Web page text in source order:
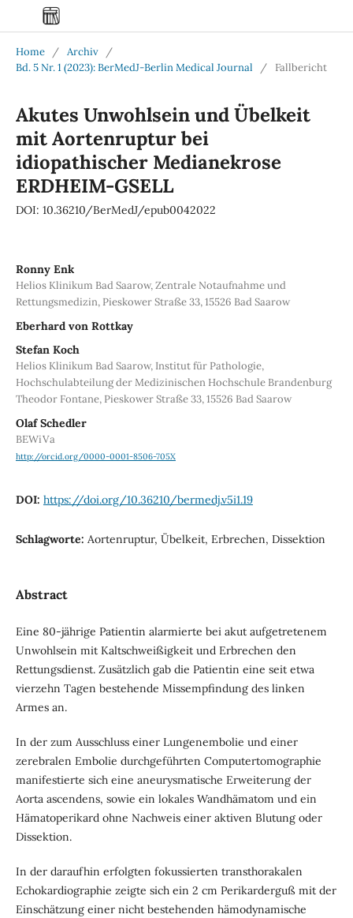
Home / Archiv
/
Bd. 5 Nr. 1 (2023): BerMedJ-Berlin Medical Journal
/ Fallbericht
Akutes Unwohlsein und Übelkeit
mit Aortenruptur bei
idiopathischer Medianekrose
ERDHEIM-GSELL
DOI: 10.36210/BerMedJ/epub0042022
Ronny Enk
Helios Klinikum Bad Saarow, Zentrale Notaufnahme und
Rettungsmedizin, Pieskower Straße 33, 15526 Bad Saarow
Eberhard von Rottkay
Stefan Koch
Helios Klinikum Bad Saarow, Institut für Pathologie,
Hochschulabteilung der Medizinischen Hochschule Brandenburg
Theodor Fontane, Pieskower Straße 33, 15526 Bad Saarow
Olaf Schedler
BEWiVa
http://orcid.org/0000-0001-8506-705X
DOI: https://doi.org/10.36210/bermedj.v5i1.19
Schlagworte: Aortenruptur, Übelkeit, Erbrechen, Dissektion
Abstract
Eine 80-jährige Patientin alarmierte bei akut aufgetretenem
Unwohlsein mit Kaltschweißigkeit und Erbrechen den
Rettungsdienst. Zusätzlich gab die Patientin eine seit etwa
vierzehn Tagen bestehende Missempfindung des linken
Armes an.
In der zum Ausschluss einer Lungenembolie und einer
zerebralen Embolie durchgeführten Computertomographie
manifestierte sich eine aneurysmatische Erweiterung der
Aorta ascendens, sowie ein lokales Wandhämatom und ein
Hämatoperikard ohne Nachweis einer aktiven Blutung oder
Dissektion.
In der daraufhin erfolgten fokussierten transthorakalen
Echokardiographie zeigte sich ein 2 cm Perikarderguß mit der
Einschätzung einer nicht bestehenden hämodynamische